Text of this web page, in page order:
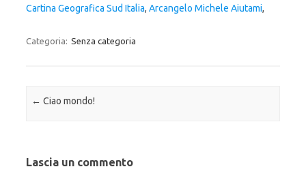
Cartina Geografica Sud Italia, Arcangelo Michele Aiutami,
Categoria: Senza categoria
Navigazione articolo
← Ciao mondo!
Lascia un commento